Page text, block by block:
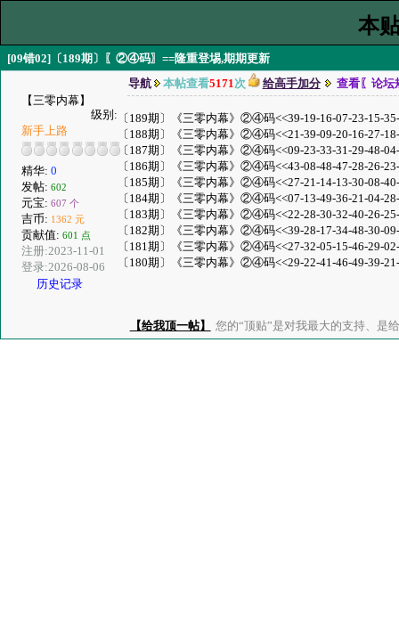
本
[09错02]〔189期〕〖②④码〗==隆重登埸,期期更新
【三零内幕】
级别:
新手上路
精华: 0
发帖: 602
元宝: 607 个
吉币: 1362 元
贡献值: 601 点
注册:2023-11-01
登录:2026-08-06
历史记录
导航 本帖查看5171次 给高手加分 查看〖论坛
〔189期〕《三零内幕》②④码<<39-19-16-07-23-15-
〔188期〕《三零内幕》②④码<<21-39-09-20-16-27-
〔187期〕《三零内幕》②④码<<09-23-33-31-29-48-
〔186期〕《三零内幕》②④码<<43-08-48-47-28-26-
〔185期〕《三零内幕》②④码<<27-21-14-13-30-08-
〔184期〕《三零内幕》②④码<<07-13-49-36-21-04-
〔183期〕《三零内幕》②④码<<22-28-30-32-40-26-
〔182期〕《三零内幕》②④码<<39-28-17-34-48-30-
〔181期〕《三零内幕》②④码<<27-32-05-15-46-29-
〔180期〕《三零内幕》②④码<<29-22-41-46-49-39-
【给我顶一帖】 您的“顶贴”是对我最大的支持、是